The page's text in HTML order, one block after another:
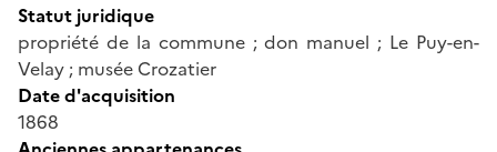
Statut juridique
propriété de la commune ; don manuel ; Le Puy-en-
Velay ; musée Crozatier
Date d'acquisition
1868